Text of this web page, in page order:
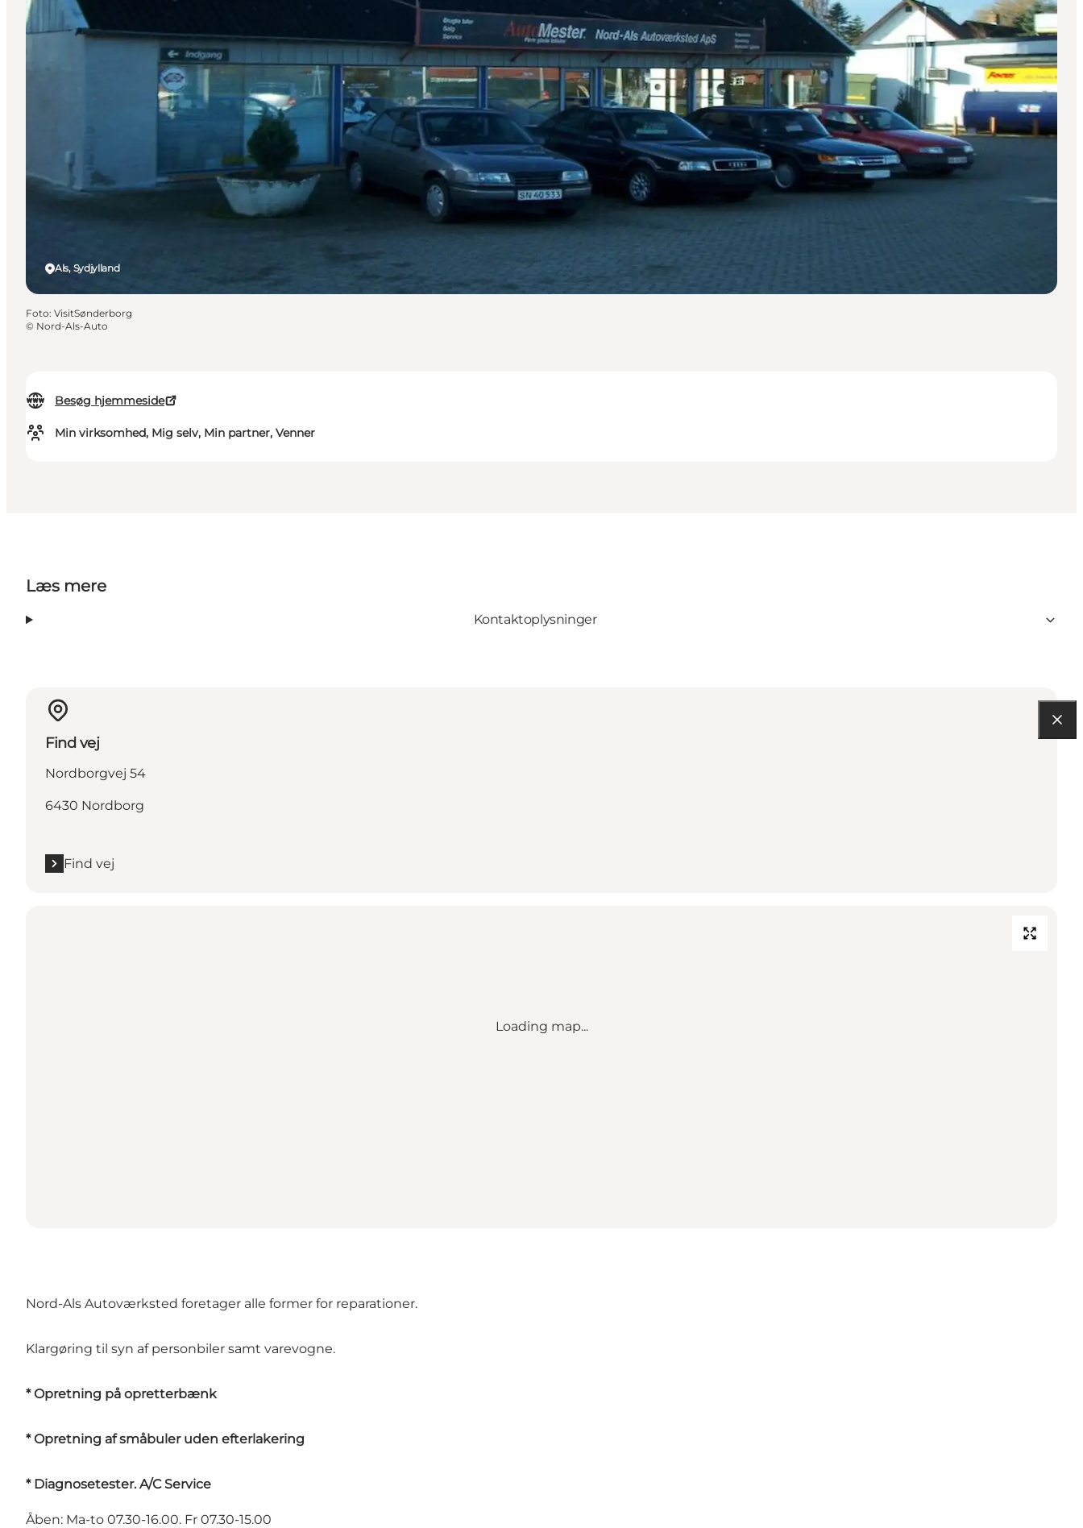
Besøg hjemmeside
Min virksomhed, Mig selv, Min partner, Venner
Als, Sydjylland
Foto: VisitSønderborg
© Nord-Als-Auto
Læs mere
Kontaktoplysninger
Find vej
Nordborgvej 54
6430 Nordborg
Find vej
Loading map...
Nord-Als Autoværksted foretager alle former for reparationer.
Klargøring til syn af personbiler samt varevogne.
* Opretning på opretterbænk
* Opretning af småbuler uden efterlakering
* Diagnosetester. A/C Service
Åben: Ma-to 07.30-16.00. Fr 07.30-15.00